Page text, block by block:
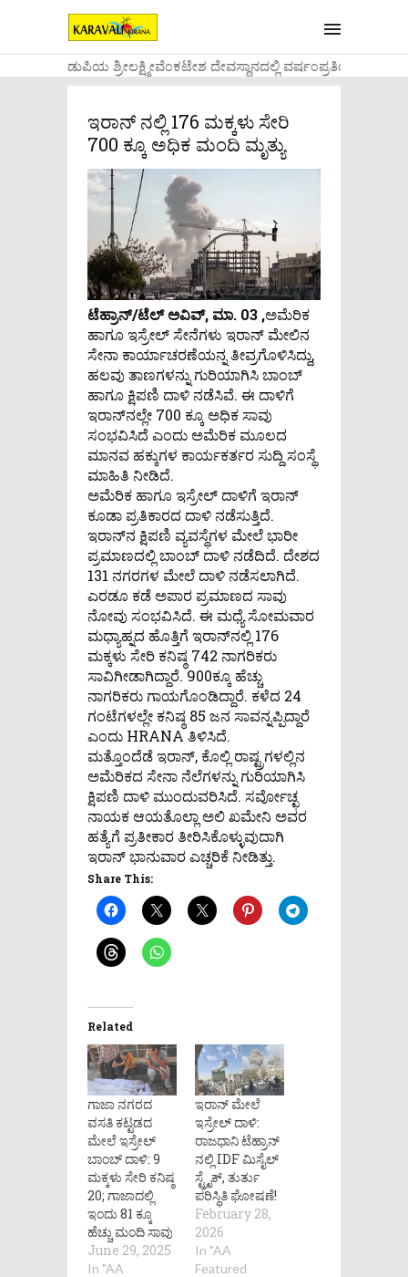
....ಉಡುಪಿಯ ಶ್ರೀಲಕ್ಷ್ಮೀವೆ೦ಕಟೇಶ ದೇವಸ್ಥಾನದಲ್ಲಿ ವರ್ಷ೦ಪ್ರತಿಯ
ಇರಾನ್ ನಲ್ಲಿ 176 ಮಕ್ಕಳು ಸೇರಿ
700 ಕ್ಕೂ ಅಧಿಕ ಮಂದಿ ಮೃತ್ಯು
ಟೆಹ್ರಾನ್/ಟೆಲ್ ಅವಿವ್, ಮಾ. 03 ,ಅಮೆರಿಕ
ಹಾಗೂ ಇಸ್ರೇಲ್ ಸೇನೆಗಳು ಇರಾನ್ ಮೇಲಿನ
ಸೇನಾ ಕಾರ್ಯಾಚರಣೆಯನ್ನ ತೀವ್ರಗೊಳಿಸಿದ್ದು,
ಹಲವು ತಾಣಗಳನ್ನು ಗುರಿಯಾಗಿಸಿ ಬಾಂಬ್
ಹಾಗೂ ಕ್ಷಿಪಣಿ ದಾಳಿ ನಡೆಸಿವೆ. ಈ ದಾಳಿಗೆ
ಇರಾನ್‌ನಲ್ಲೇ 700 ಕ್ಕೂ ಅಧಿಕ ಸಾವು
ಸಂಭವಿಸಿದೆ ಎಂದು ಅಮೆರಿಕ ಮೂಲದ
ಮಾನವ ಹಕ್ಕುಗಳ ಕಾರ್ಯಕರ್ತರ ಸುದ್ದಿ ಸಂಸ್ಥೆ
ಮಾಹಿತಿ ನೀಡಿದೆ.
ಅಮೆರಿಕ ಹಾಗೂ ಇಸ್ರೇಲ್ ದಾಳಿಗೆ ಇರಾನ್
ಕೂಡಾ ಪ್ರತಿಕಾರದ ದಾಳಿ ನಡೆಸುತ್ತಿದೆ.
ಇರಾನ್‌ನ ಕ್ಷಿಪಣಿ ವ್ಯವಸ್ಥೆಗಳ ಮೇಲೆ ಭಾರೀ
ಪ್ರಮಾಣದಲ್ಲಿ ಬಾಂಬ್ ದಾಳಿ ನಡೆದಿದೆ. ದೇಶದ
131 ನಗರಗಳ ಮೇಲೆ ದಾಳಿ ನಡೆಸಲಾಗಿದೆ.
ಎರಡೂ ಕಡೆ ಅಪಾರ ಪ್ರಮಾಣದ ಸಾವು
ನೋವು ಸಂಭವಿಸಿದೆ. ಈ ಮಧ್ಯೆ ಸೋಮವಾರ
ಮಧ್ಯಾಹ್ನದ ಹೊತ್ತಿಗೆ ಇರಾನ್‌ನಲ್ಲಿ 176
ಮಕ್ಕಳು ಸೇರಿ ಕನಿಷ್ಠ 742 ನಾಗರಿಕರು
ಸಾವಿಗೀಡಾಗಿದ್ದಾರೆ. 900ಕ್ಕೂ ಹೆಚ್ಚು
ನಾಗರಿಕರು ಗಾಯಗೊಂಡಿದ್ದಾರೆ. ಕಳೆದ 24
ಗಂಟೆಗಳಲ್ಲೇ ಕನಿಷ್ಠ 85 ಜನ ಸಾವನ್ನಪ್ಪಿದ್ದಾರೆ
ಎಂದು HRANA ತಿಳಿಸಿದೆ.
ಮತ್ತೊಂದೆಡೆ ಇರಾನ್, ಕೊಲ್ಲಿ ರಾಷ್ಟ್ರಗಳಲ್ಲಿನ
ಅಮೆರಿಕದ ಸೇನಾ ನೆಲೆಗಳನ್ನು ಗುರಿಯಾಗಿಸಿ
ಕ್ಷಿಪಣಿ ದಾಳಿ ಮುಂದುವರಿಸಿದೆ. ಸರ್ವೋಚ್ಛ
ನಾಯಕ ಆಯತೊಲ್ಲಾ ಅಲಿ ಖಮೇನಿ ಅವರ
ಹತ್ಯೆಗೆ ಪ್ರತೀಕಾರ ತೀರಿಸಿಕೊಳ್ಳುವುದಾಗಿ
ಇರಾನ್ ಭಾನುವಾರ ಎಚ್ಚರಿಕೆ ನೀಡಿತ್ತು.
Share This:
Related
ಗಾಜಾ ನಗರದ
ವಸತಿ ಕಟ್ಟಡದ
ಮೇಲೆ ಇಸ್ರೇಲ್
ಬಾಂಬ್ ದಾಳಿ: 9
ಮಕ್ಕಳು ಸೇರಿ ಕನಿಷ್ಠ
20; ಗಾಜಾದಲ್ಲಿ
ಇಂದು 81 ಕ್ಕೂ
ಹೆಚ್ಚು ಮಂದಿ ಸಾವು
June 29, 2025
In "AA
ಇರಾನ್ ಮೇಲೆ
ಇಸ್ರೇಲ್ ದಾಳಿ:
ರಾಜಧಾನಿ ಟೆಹ್ರಾನ್
ನಲ್ಲಿ IDF ಮಿಸೈಲ್
ಸ್ಟ್ರೈಕ್, ತುರ್ತು
ಪರಿಸ್ಥಿತಿ ಘೋಷಣೆ!
February 28,
2026
In "AA
Featured